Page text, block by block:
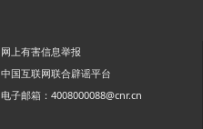
网上有害信息举报
中国互联网联合辟谣平台
电子邮箱：4008000088@cnr.cn